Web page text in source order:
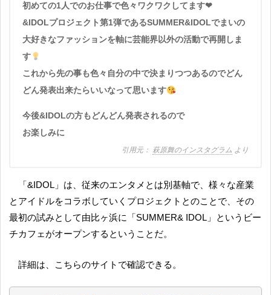
初めての1人でのお仕事で色々ワクワクしてます❤︎
&IDOLプロジェクト第1弾であるSUMMER&IDOLでまいの
大好きなファッションを軸に芸能界以外の活動で再開しま
す
これから先の事も色々自分の中で決まりつつあるのでどん
どん発表出来たらいいなって思います
今後&IDOLの方もどんどん発表されるので
お楽しみに
萩原舞のインスタグラム より
「&IDOL」は、従来のエンタメとは別基軸で、様々な産業
とアイドルをコラボしていくプロジェクトとのことで、その
最初の試みとして由比ヶ浜に「SUMMER& IDOL」というビー
チカフェがオープンするということだ。
詳細は、こちらのサイトで確認できる。